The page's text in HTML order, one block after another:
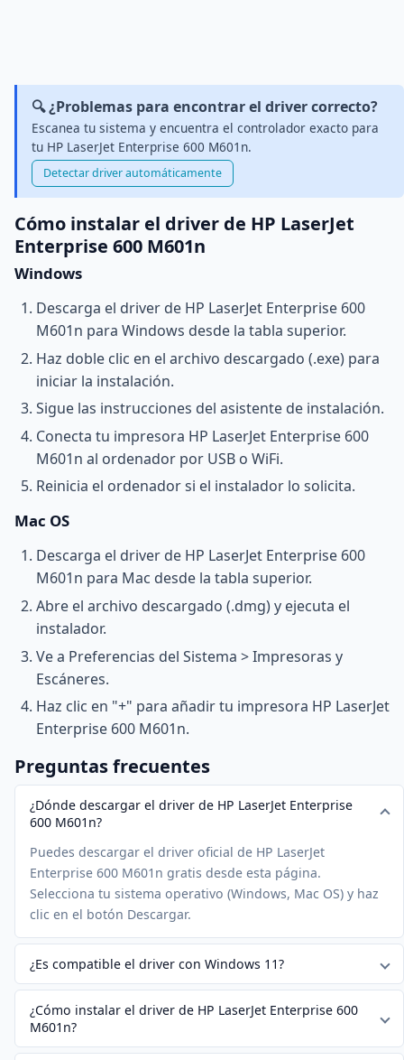
🔍 ¿Problemas para encontrar el driver correcto?
Escanea tu sistema y encuentra el controlador exacto para
tu HP LaserJet Enterprise 600 M601n.
Detectar driver automáticamente
Cómo instalar el driver de HP LaserJet
Enterprise 600 M601n
Windows
Descarga el driver de HP LaserJet Enterprise 600
M601n para Windows desde la tabla superior.
Haz doble clic en el archivo descargado (.exe) para
iniciar la instalación.
Sigue las instrucciones del asistente de instalación.
Conecta tu impresora HP LaserJet Enterprise 600
M601n al ordenador por USB o WiFi.
Reinicia el ordenador si el instalador lo solicita.
Mac OS
Descarga el driver de HP LaserJet Enterprise 600
M601n para Mac desde la tabla superior.
Abre el archivo descargado (.dmg) y ejecuta el
instalador.
Ve a Preferencias del Sistema > Impresoras y
Escáneres.
Haz clic en "+" para añadir tu impresora HP LaserJet
Enterprise 600 M601n.
Preguntas frecuentes
¿Dónde descargar el driver de HP LaserJet Enterprise
600 M601n?
Puedes descargar el driver oficial de HP LaserJet
Enterprise 600 M601n gratis desde esta página.
Selecciona tu sistema operativo (Windows, Mac OS) y haz
clic en el botón Descargar.
¿Es compatible el driver con Windows 11?
¿Cómo instalar el driver de HP LaserJet Enterprise 600
M601n?